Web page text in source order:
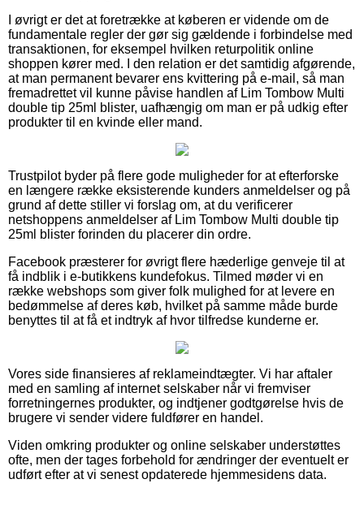
I øvrigt er det at foretrække at køberen er vidende om de
fundamentale regler der gør sig gældende i forbindelse med
transaktionen, for eksempel hvilken returpolitik online
shoppen kører med. I den relation er det samtidig afgørende,
at man permanent bevarer ens kvittering på e-mail, så man
fremadrettet vil kunne påvise handlen af Lim Tombow Multi
double tip 25ml blister, uafhængig om man er på udkig efter
produkter til en kvinde eller mand.
Trustpilot byder på flere gode muligheder for at efterforske
en længere række eksisterende kunders anmeldelser og på
grund af dette stiller vi forslag om, at du verificerer
netshoppens anmeldelser af Lim Tombow Multi double tip
25ml blister forinden du placerer din ordre.
Facebook præsterer for øvrigt flere hæderlige genveje til at
få indblik i e-butikkens kundefokus. Tilmed møder vi en
række webshops som giver folk mulighed for at levere en
bedømmelse af deres køb, hvilket på samme måde burde
benyttes til at få et indtryk af hvor tilfredse kunderne er.
Vores side finansieres af reklameindtægter. Vi har aftaler
med en samling af internet selskaber når vi fremviser
forretningernes produkter, og indtjener godtgørelse hvis de
brugere vi sender videre fuldfører en handel.
Viden omkring produkter og online selskaber understøttes
ofte, men der tages forbehold for ændringer der eventuelt er
udført efter at vi senest opdaterede hjemmesidens data.